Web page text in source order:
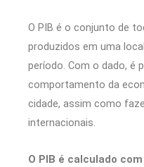
O PIB é o conjunto de
produzidos em uma
período. Com o dado, é
comportamento da
cidade, assim como
internacionais.
O PIB é calculado